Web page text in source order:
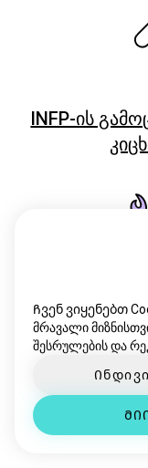
INFP-ის
როგორ
როდესაც
Ჩვენ ვიყენებთ
მრავალი
შესრულების და